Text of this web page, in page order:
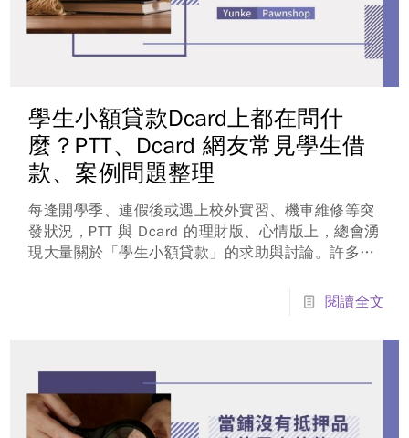
學生小額貸款Dcard上都在問什
麼？PTT、Dcard 網友常見學生借
款、案例問題整理
每逢開學季、連假後或遇上校外實習、機車維修等突
發狀況，PTT 與 Dcard 的理財版、心情版上，總會湧
現大量關於「學生小額貸款」的求助與討論。許多滿
信用小白等因素，頻頻遭到傳統銀行拒於門外，在急
需資金週轉的焦慮下，Dcard、PTT 這些論壇就成了
閱讀全文